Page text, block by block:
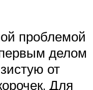
проблемой
делом
от
Для